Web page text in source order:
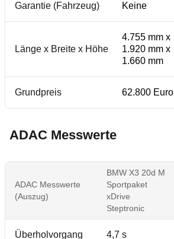
Garantie (Fahrzeug) Keine
Länge x Breite x Höhe
4.755 mm x
1.920 mm x
1.660 mm
Grundpreis 62.800 Euro
ADAC Messwerte
ADAC Messwerte
(Auszug)
BMW X3 20d M
Sportpaket
xDrive
Steptronic
Überholvorgang
4,7 s